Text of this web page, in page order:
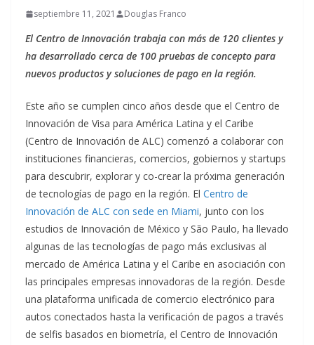
septiembre 11, 2021 Douglas Franco
El Centro de Innovación trabaja con más de 120 clientes y
ha desarrollado cerca de 100 pruebas de concepto para
nuevos productos y soluciones de pago en la región.
Este año se cumplen cinco años desde que el Centro de
Innovación de Visa para América Latina y el Caribe
(Centro de Innovación de ALC) comenzó a colaborar con
instituciones financieras, comercios, gobiernos y startups
para descubrir, explorar y co-crear la próxima generación
de tecnologías de pago en la región. El Centro de
Innovación de ALC con sede en Miami, junto con los
estudios de Innovación de México y São Paulo, ha llevado
algunas de las tecnologías de pago más exclusivas al
mercado de América Latina y el Caribe en asociación con
las principales empresas innovadoras de la región. Desde
una plataforma unificada de comercio electrónico para
autos conectados hasta la verificación de pagos a través
de selfis basados en biometría, el Centro de Innovación